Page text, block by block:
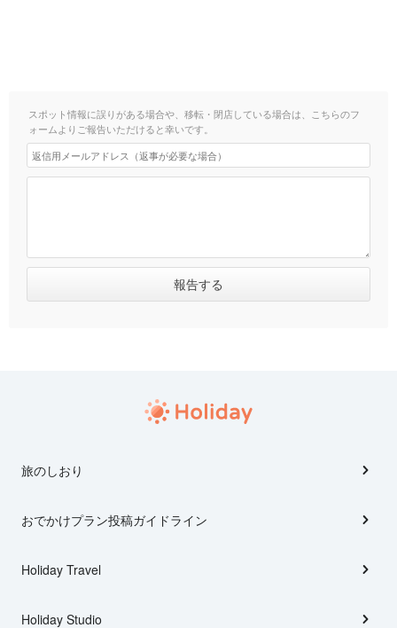
スポット情報に誤りがある場合や、移転・閉店している場合は、こちらのフ
ォームよりご報告いただけると幸いです。
旅のしおり
おでかけプラン投稿ガイドライン
Holiday Travel
Holiday Studio